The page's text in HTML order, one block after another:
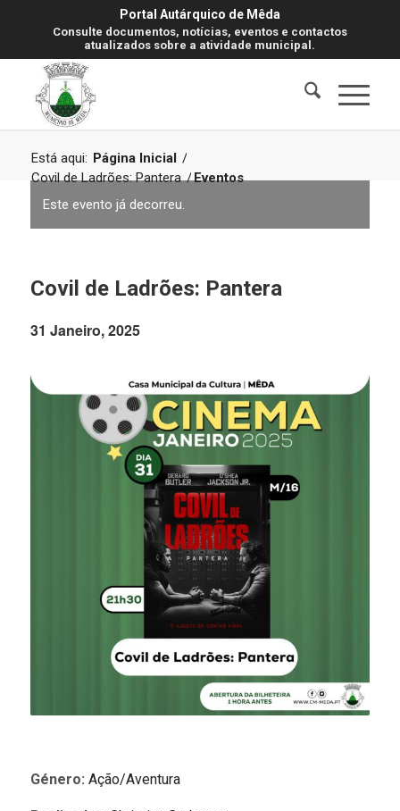
Portal Autárquico de Mêda
Consulte documentos, notícias, eventos e contactos
atualizados sobre a atividade municipal.
Está aqui: Página Inicial /
Covil de Ladrões: Pantera /Eventos
Este evento já decorreu.
Covil de Ladrões: Pantera
31 Janeiro, 2025
Género: Ação/Aventura